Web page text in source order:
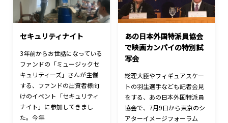
セキュリティナイト
3年前からお世話になっている
ファンドの「ミュージックセ
キュリティーズ」さんが主催
する、ファンドの出資者様向
けのイベント「セキュリティ
ナイト」に参加してきまし
た。今年
あの日本外国特派員協会
で映画カンパイの特別試
写会
総理大臣やフィギュアスケー
トの羽生選手なども記者会見
をする、あの日本外国特派員
協会で、7月9日から東京のシ
アターイメージフォーラム